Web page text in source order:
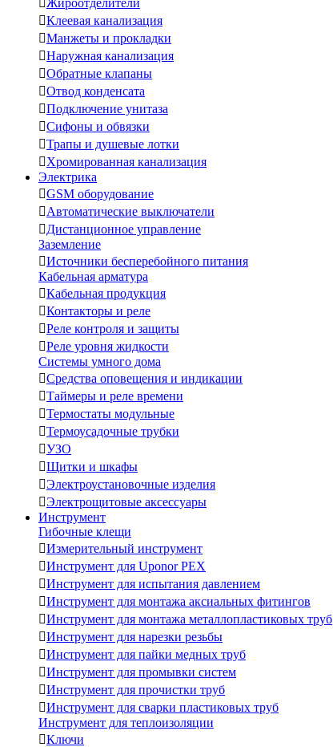
Жироотделители
Клеевая канализация
Манжеты и прокладки
Наружная канализация
Обратные клапаны
Отвод конденсата
Подключение унитаза
Сифоны и обвязки
Трапы и душевые лотки
Хромированная канализация
Электрика
GSM оборудование
Автоматические выключатели
Дистанционное управление
Заземление
Источники бесперебойного питания
Кабельная арматура
Кабельная продукция
Контакторы и реле
Реле контроля и защиты
Реле уровня жидкости
Системы умного дома
Средства оповещения и индикации
Таймеры и реле времени
Термостаты модульные
Термоусадочные трубки
УЗО
Щитки и шкафы
Электроустановочные изделия
Электрощитовые аксессуары
Инструмент
Гибочные клещи
Измерительный инструмент
Инструмент для Uponor PEX
Инструмент для испытания давлением
Инструмент для монтажа аксиальных фитингов
Инструмент для монтажа металлопластиковых труб
Инструмент для нарезки резьбы
Инструмент для пайки медных труб
Инструмент для промывки систем
Инструмент для прочистки труб
Инструмент для сварки пластиковых труб
Инструмент для теплоизоляции
Ключи